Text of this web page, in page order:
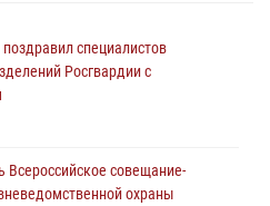
специалистов
Росгвардии с
совещание-
охраны